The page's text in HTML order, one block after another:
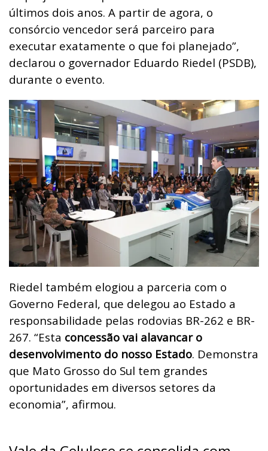
últimos dois anos. A partir de agora, o
consórcio vencedor será parceiro para
executar exatamente o que foi planejado”,
declarou o governador Eduardo Riedel (PSDB),
durante o evento.
Riedel também elogiou a parceria com o
Governo Federal, que delegou ao Estado a
responsabilidade pelas rodovias BR-262 e BR-
267. “Esta concessão vai alavancar o
desenvolvimento do nosso Estado. Demonstra
que Mato Grosso do Sul tem grandes
oportunidades em diversos setores da
economia”, afirmou.